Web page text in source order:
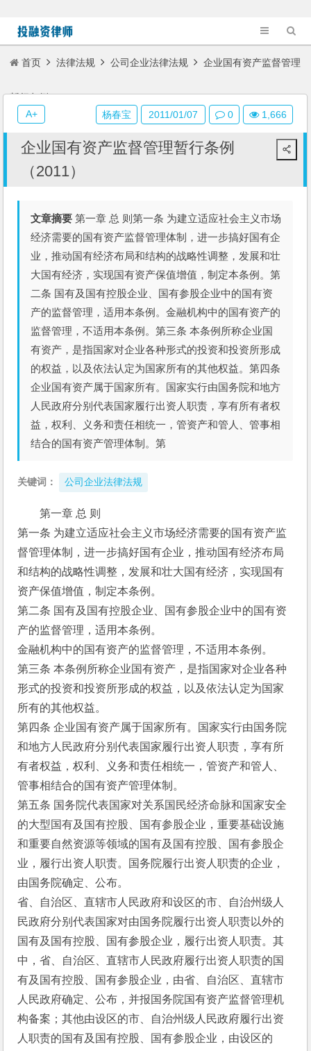
首页 法律法规 公司企业法律法规 企业国有资产监督管理
暂行条例（2011）
企业国有资产监督管理暂行条例
（2011）
文章摘要 第一章 总 则第一条 为建立适应社会主义市场
经济需要的国有资产监督管理体制，进一步搞好国有企
业，推动国有经济布局和结构的战略性调整，发展和壮
大国有经济，实现国有资产保值增值，制定本条例。第
二条 国有及国有控股企业、国有参股企业中的国有资
产的监督管理，适用本条例。金融机构中的国有资产的
监督管理，不适用本条例。第三条 本条例所称企业国
有资产，是指国家对企业各种形式的投资和投资所形成
的权益，以及依法认定为国家所有的其他权益。第四条
企业国有资产属于国家所有。国家实行由国务院和地方
人民政府分别代表国家履行出资人职责，享有所有者权
益，权利、义务和责任相统一，管资产和管人、管事相
结合的国有资产管理体制。第
关键词： 公司企业法律法规
第一章 总 则
第一条 为建立适应社会主义市场经济需要的国有资产监
督管理体制，进一步搞好国有企业，推动国有经济布局
和结构的战略性调整，发展和壮大国有经济，实现国有
资产保值增值，制定本条例。
第二条 国有及国有控股企业、国有参股企业中的国有资
产的监督管理，适用本条例。
金融机构中的国有资产的监督管理，不适用本条例。
第三条 本条例所称企业国有资产，是指国家对企业各种
形式的投资和投资所形成的权益，以及依法认定为国家
所有的其他权益。
第四条 企业国有资产属于国家所有。国家实行由国务院
和地方人民政府分别代表国家履行出资人职责，享有所
有者权益，权利、义务和责任相统一，管资产和管人、
管事相结合的国有资产管理体制。
第五条 国务院代表国家对关系国民经济命脉和国家安全
的大型国有及国有控股、国有参股企业，重要基础设施
和重要自然资源等领域的国有及国有控股、国有参股企
业，履行出资人职责。国务院履行出资人职责的企业，
由国务院确定、公布。
省、自治区、直辖市人民政府和设区的市、自治州级人
民政府分别代表国家对由国务院履行出资人职责以外的
国有及国有控股、国有参股企业，履行出资人职责。其
中，省、自治区、直辖市人民政府履行出资人职责的国
有及国有控股、国有参股企业，由省、自治区、直辖市
人民政府确定、公布，并报国务院国有资产监督管理机
构备案；其他由设区的市、自治州级人民政府履行出资
人职责的国有及国有控股、国有参股企业，由设区的
杨春宝 2011/01/07 0 1,666
A+